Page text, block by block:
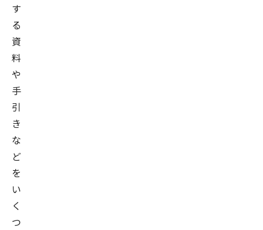
す
る
資
料
や
手
引
き
な
ど
を
い
く
つ